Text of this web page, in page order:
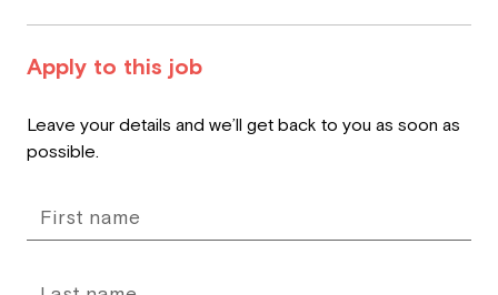
Apply to this job
field
Leave your details and we’ll get back to you as soon as
possible.